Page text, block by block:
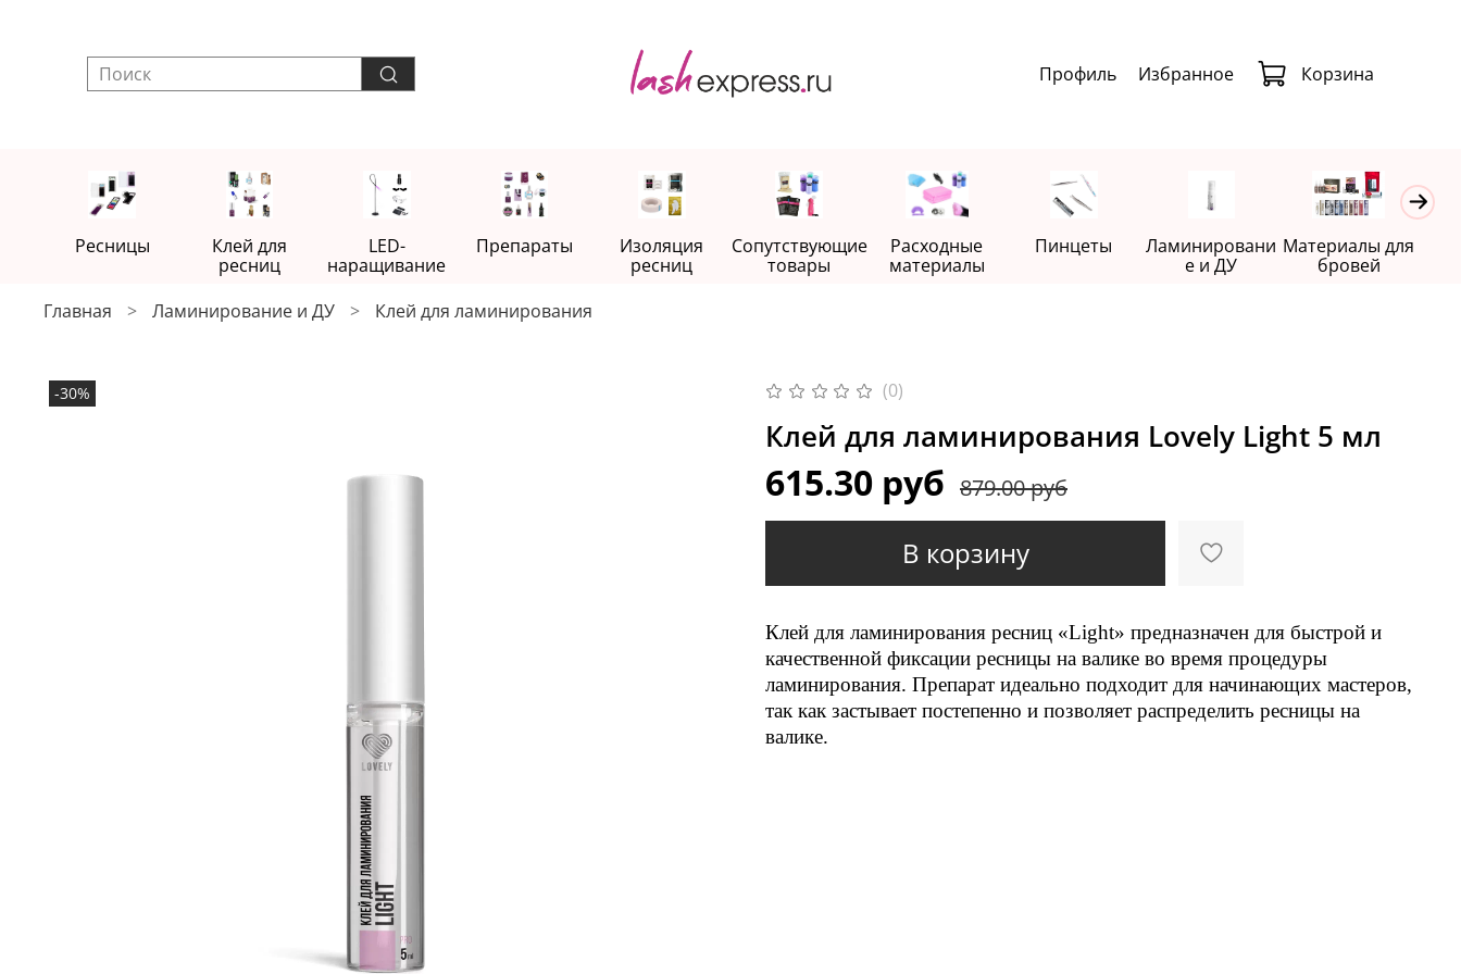
Профиль Избранное Корзина
Ресницы
Клей для
ресниц
LED-
наращивание
Препараты
Изоляция
ресниц
Сопутствующие
товары
Расходные
материалы
Пинцеты
Ламинировани
е и ДУ
Материалы для
бровей
Главная Ламинирование и ДУ Клей для ламинирования
-30% (0)
Клей для ламинирования Lovely Light 5 мл
615.30 руб 879.00 руб
В корзину
Клей для ламинирования ресниц «Light» предназначен для быстрой и
качественной фиксации ресницы на валике во время процедуры
ламинирования. Препарат идеально подходит для начинающих мастеров,
так как застывает постепенно и позволяет распределить ресницы на
валике.